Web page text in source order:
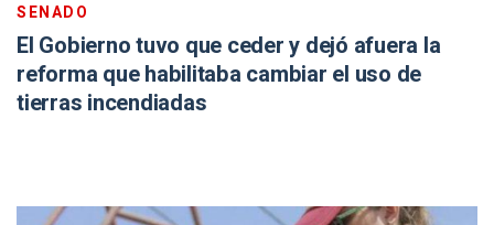
SENADO
El Gobierno tuvo que ceder y dejó afuera la
reforma que habilitaba cambiar el uso de
tierras incendiadas